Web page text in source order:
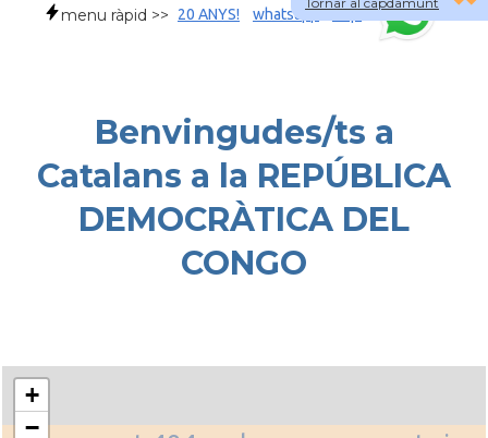
menu ràpid >> 20 ANYS! whatsapp faqs
Benvingudes/ts a
Catalans a la REPÚBLICA
DEMOCRÀTICA DEL
CONGO
+
−